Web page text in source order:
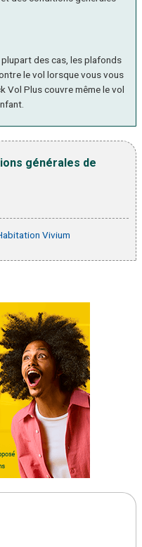
plupart des cas, les plafonds
le vol lorsque vous vous
Vol Plus couvre même le vol
générales de
Vivium